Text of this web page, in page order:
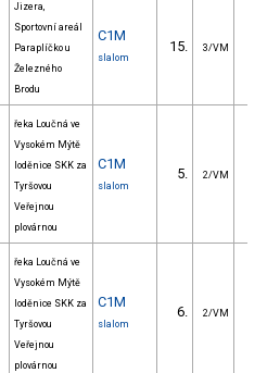
Jizera,
Sportovní areál
Paraplíčko u
Železného
Brodu
C1M
slalom
15. 3/VM
řeka Loučná ve
Vysokém Mýtě
loděnice SKK za
Tyršovou
Veřejnou
plovárnou
C1M
slalom
5. 2/VM
řeka Loučná ve
Vysokém Mýtě
loděnice SKK za
Tyršovou
Veřejnou
plovárnou
C1M
slalom
6. 2/VM